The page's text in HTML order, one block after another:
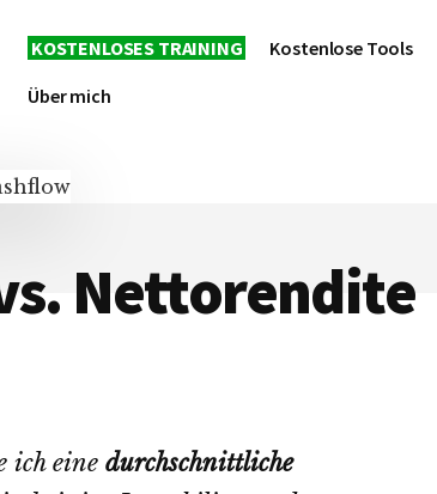
KOSTENLOSES TRAINING Kostenlose Tools
Über mich
Nettorendite
ich eine durchschnittliche